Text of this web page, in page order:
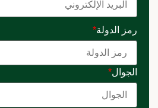
رمز الدولة*
الجوال*